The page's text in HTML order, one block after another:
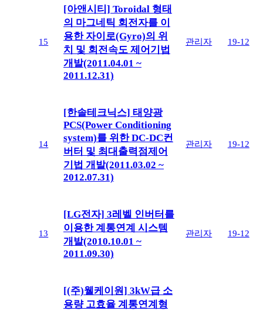
15
[아앤시티] Toroidal 형태
의 마그네틱 회전자를 이
용한 자이로(Gyro)의 위
치 및 회전속도 제어기법
개발(2011.04.01 ~
2011.12.31)
관리자 19-12
14
[한솔테크닉스] 태양광
PCS(Power Conditioning
system)를 위한 DC-DC컨
버터 및 최대출력점제어
기법 개발(2011.03.02 ~
2012.07.31)
관리자 19-12
13
[LG전자] 3레벨 인버터를
이용한 계통연계 시스템
개발(2010.10.01 ~
2011.09.30)
관리자 19-12
[(주)웰케이원] 3kW급 소
용량 고효율 계통연계형